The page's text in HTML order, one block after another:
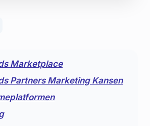
Marketplace
Partners Marketing Kansen